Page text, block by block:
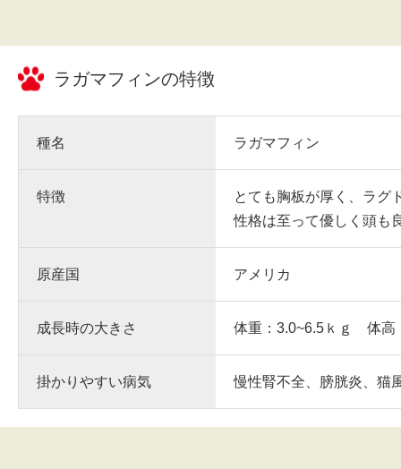
ラガマフィンの特徴
種名 ラガマフィン
特徴
とても胸板が厚く、ラグ
性格は至って優しく頭も
原産国 アメリカ
成長時の大きさ 体重：3.0~6.5ｋｇ 体高
掛かりやすい病気 慢性腎不全、膀胱炎、猫